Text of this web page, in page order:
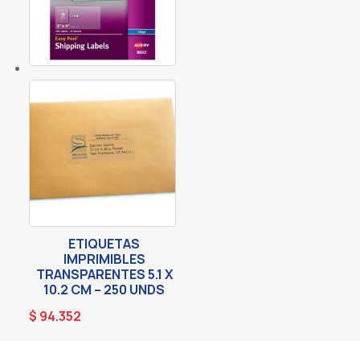
ETIQUETAS
IMPRIMIBLES
TRANSPARENTES 5.1 X
10.2 CM – 250 UNDS
$ 94.352